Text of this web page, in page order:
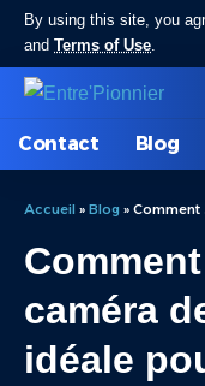
By using this site, you
and Terms of Use.
Contact Blog
Accueil » Blog » Comment
caméra
idéale